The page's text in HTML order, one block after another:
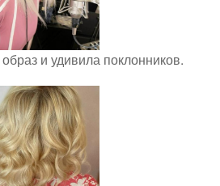
и удивила поклонников.